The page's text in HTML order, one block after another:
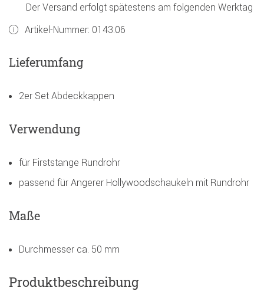
Der Versand erfolgt spätestens am folgenden Werktag
Artikel-Nummer: 0143.06
Lieferumfang
2er Set Abdeckkappen
Verwendung
für Firststange Rundrohr
passend für Angerer Hollywoodschaukeln mit Rundrohr
Maße
Durchmesser ca. 50 mm
Produktbeschreibung